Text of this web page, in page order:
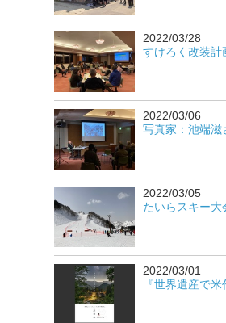
2022/03/28
すけろく改装計
2022/03/06
写真家：池端滋
2022/03/05
たいらスキー
2022/03/01
『世界遺産で